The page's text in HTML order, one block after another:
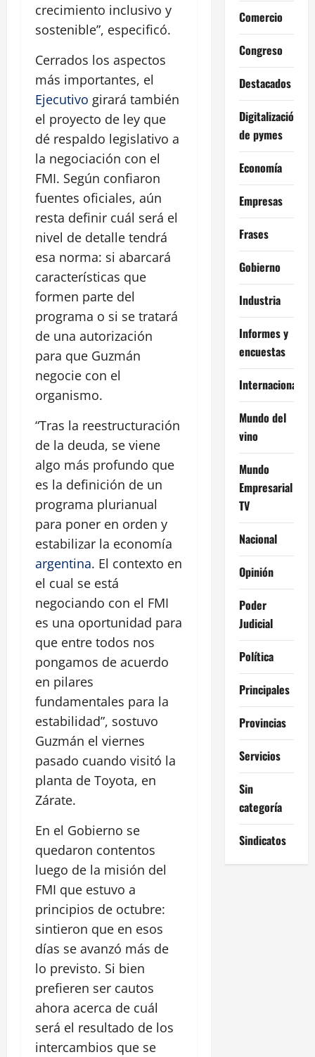
crecimiento inclusivo y
sostenible”, especificó.
Cerrados los aspectos
más importantes, el
Ejecutivo girará también
el proyecto de ley que
dé respaldo legislativo a
la negociación con el
FMI. Según confiaron
fuentes oficiales, aún
resta definir cuál será el
nivel de detalle tendrá
esa norma: si abarcará
características que
formen parte del
programa o si se tratará
de una autorización
para que Guzmán
negocie con el
organismo.
“Tras la reestructuración
de la deuda, se viene
algo más profundo que
es la definición de un
programa plurianual
para poner en orden y
estabilizar la economía
argentina. El contexto en
el cual se está
negociando con el FMI
es una oportunidad para
que entre todos nos
pongamos de acuerdo
en pilares
fundamentales para la
estabilidad”, sostuvo
Guzmán el viernes
pasado cuando visitó la
planta de Toyota, en
Zárate.
En el Gobierno se
quedaron contentos
luego de la misión del
FMI que estuvo a
principios de octubre:
sintieron que en esos
días se avanzó más de
lo previsto. Si bien
prefieren ser cautos
ahora acerca de cuál
será el resultado de los
intercambios que se
Comercio
Congreso
Destacados
Digitalización
de pymes
Economía
Empresas
Frases
Gobierno
Industria
Informes y
encuestas
Internacional
Mundo del
vino
Mundo
Empresarial
TV
Nacional
Opinión
Poder
Judicial
Política
Principales
Provincias
Servicios
Sin
categoría
Sindicatos